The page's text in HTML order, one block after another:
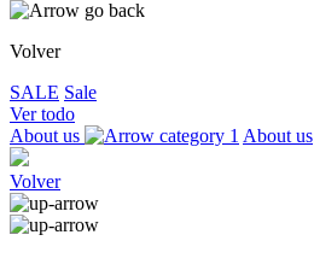
Volver
SALE Sale
Ver todo
About us
About us
Volver